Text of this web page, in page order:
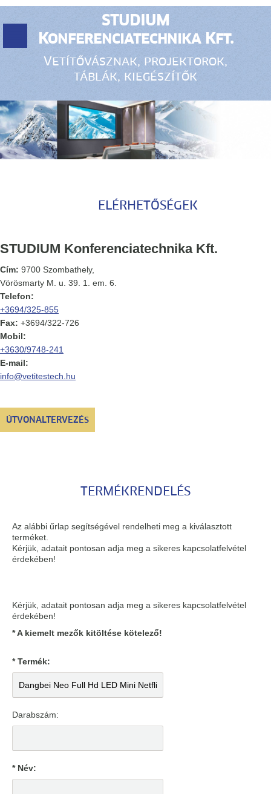
STUDIUM
Konferenciatechnika Kft.
Vetítővásznak, projektorok,
táblák, kiegészítők
ELÉRHETŐSÉGEK
STUDIUM Konferenciatechnika Kft.
Cím: 9700 Szombathely,
Vörösmarty M. u. 39. 1. em. 6.
Telefon:
+3694/325-855
Fax: +3694/322-726
Mobil:
+3630/9748-241
E-mail:
info@vetitestech.hu
ÚTVONALTERVEZÉS
TERMÉKRENDELÉS
Az alábbi űrlap segítségével rendelheti meg a kiválasztott
terméket.
Kérjük, adatait pontosan adja meg a sikeres kapcsolatfelvétel
érdekében!
Kérjük, adatait pontosan adja meg a sikeres kapcsolatfelvétel
érdekében!
* A kiemelt mezők kitöltése kötelező!
* Termék:
Darabszám:
* Név: